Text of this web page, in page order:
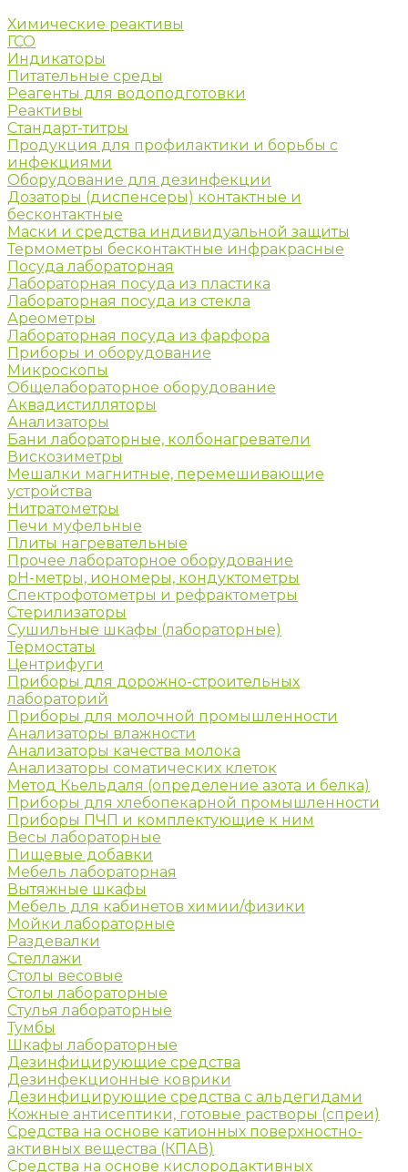
Химические реактивы
ГСО
Индикаторы
Питательные среды
Реагенты для водоподготовки
Реактивы
Стандарт-титры
Продукция для профилактики и борьбы с
инфекциями
Оборудование для дезинфекции
Дозаторы (диспенсеры) контактные и
бесконтактные
Маски и средства индивидуальной защиты
Термометры бесконтактные инфракрасные
Посуда лабораторная
Лабораторная посуда из пластика
Лабораторная посуда из стекла
Ареометры
Лабораторная посуда из фарфора
Приборы и оборудование
Микроскопы
Общелабораторное оборудование
Аквадистилляторы
Анализаторы
Бани лабораторные, колбонагреватели
Вискозиметры
Мешалки магнитные, перемешивающие
устройства
Нитратометры
Печи муфельные
Плиты нагревательные
Прочее лабораторное оборудование
рН-метры, иономеры, кондуктометры
Спектрофотометры и рефрактометры
Стерилизаторы
Сушильные шкафы (лабораторные)
Термостаты
Центрифуги
Приборы для дорожно-строительных
лабораторий
Приборы для молочной промышленности
Анализаторы влажности
Анализаторы качества молока
Анализаторы соматических клеток
Метод Кьельдаля (определение азота и белка)
Приборы для хлебопекарной промышленности
Приборы ПЧП и комплектующие к ним
Весы лабораторные
Пищевые добавки
Мебель лабораторная
Вытяжные шкафы
Мебель для кабинетов химии/физики
Мойки лабораторные
Раздевалки
Стеллажи
Столы весовые
Столы лабораторные
Стулья лабораторные
Тумбы
Шкафы лабораторные
Дезинфицирующие средства
Дезинфекционные коврики
Дезинфицирующие средства с альдегидами
Кожные антисептики, готовые растворы (спреи)
Средства на основе катионных поверхностно-
активных вещества (КПАВ)
Средства на основе кислородактивных